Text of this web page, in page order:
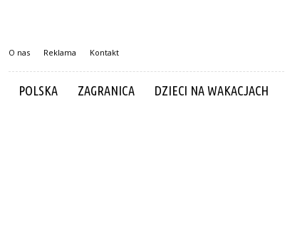
O nas Reklama Kontakt
POLSKA ZAGRANICA DZIECI NA WAKACJACH